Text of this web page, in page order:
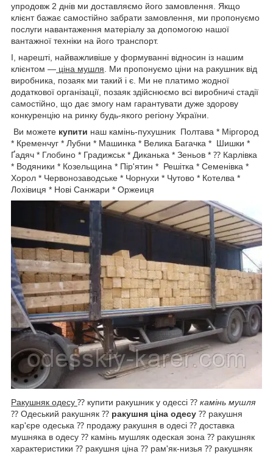
упродовж 2 днів ми доставляємо його замовлення. Якщо
клієнт бажає самостійно забрати замовлення, ми пропонуємо
послуги навантаження матеріалу за допомогою нашої
вантажної техніки на його транспорт.
І, нарешті, найважливіше у формуванні відносин із нашим
клієнтом — ціна мушля . Ми пропонуємо ціни на ракушник від
виробника, позаяк ми такий і є. Ми не платимо жодної
додаткової організації, позаяк здійснюємо всі виробничі стадії
самостійно, що дає змогу нам гарантувати дуже здорову
конкуренцію на ринку будь-якого регіону України.
Ви можете купити наш камінь-пухушник Полтава * Міргород
* Кременчуг * Лубни * Машинка * Велика Багачка * Шишки *
Ґадяч * Глобино * Градижськ * Диканька * Зеньов * ⁇ Карлівка
* Водяники * Козельщина * Пір'ятин * Решітка * Семенівка *
Хорол * Червонозаводське * Чорнухи * Чутово * Котелва *
Лохівиця * Нові Санжари * Оржеиця
Ракушняк одесу ⁇ купити ракушник у одecсі ⁇ камінь мушля
⁇ Одеський ракушняк ⁇ ракушня ціна одесу ⁇ ракушня
кар'єре одеська ⁇ продажу ракушня в одесі ⁇ доставка
мушняка в одесу ⁇ камінь мушляк одеская зона ⁇ ракушняк
характеристики ⁇ рaкушня ціна ⁇ рам'як-низья ⁇ ракушняк